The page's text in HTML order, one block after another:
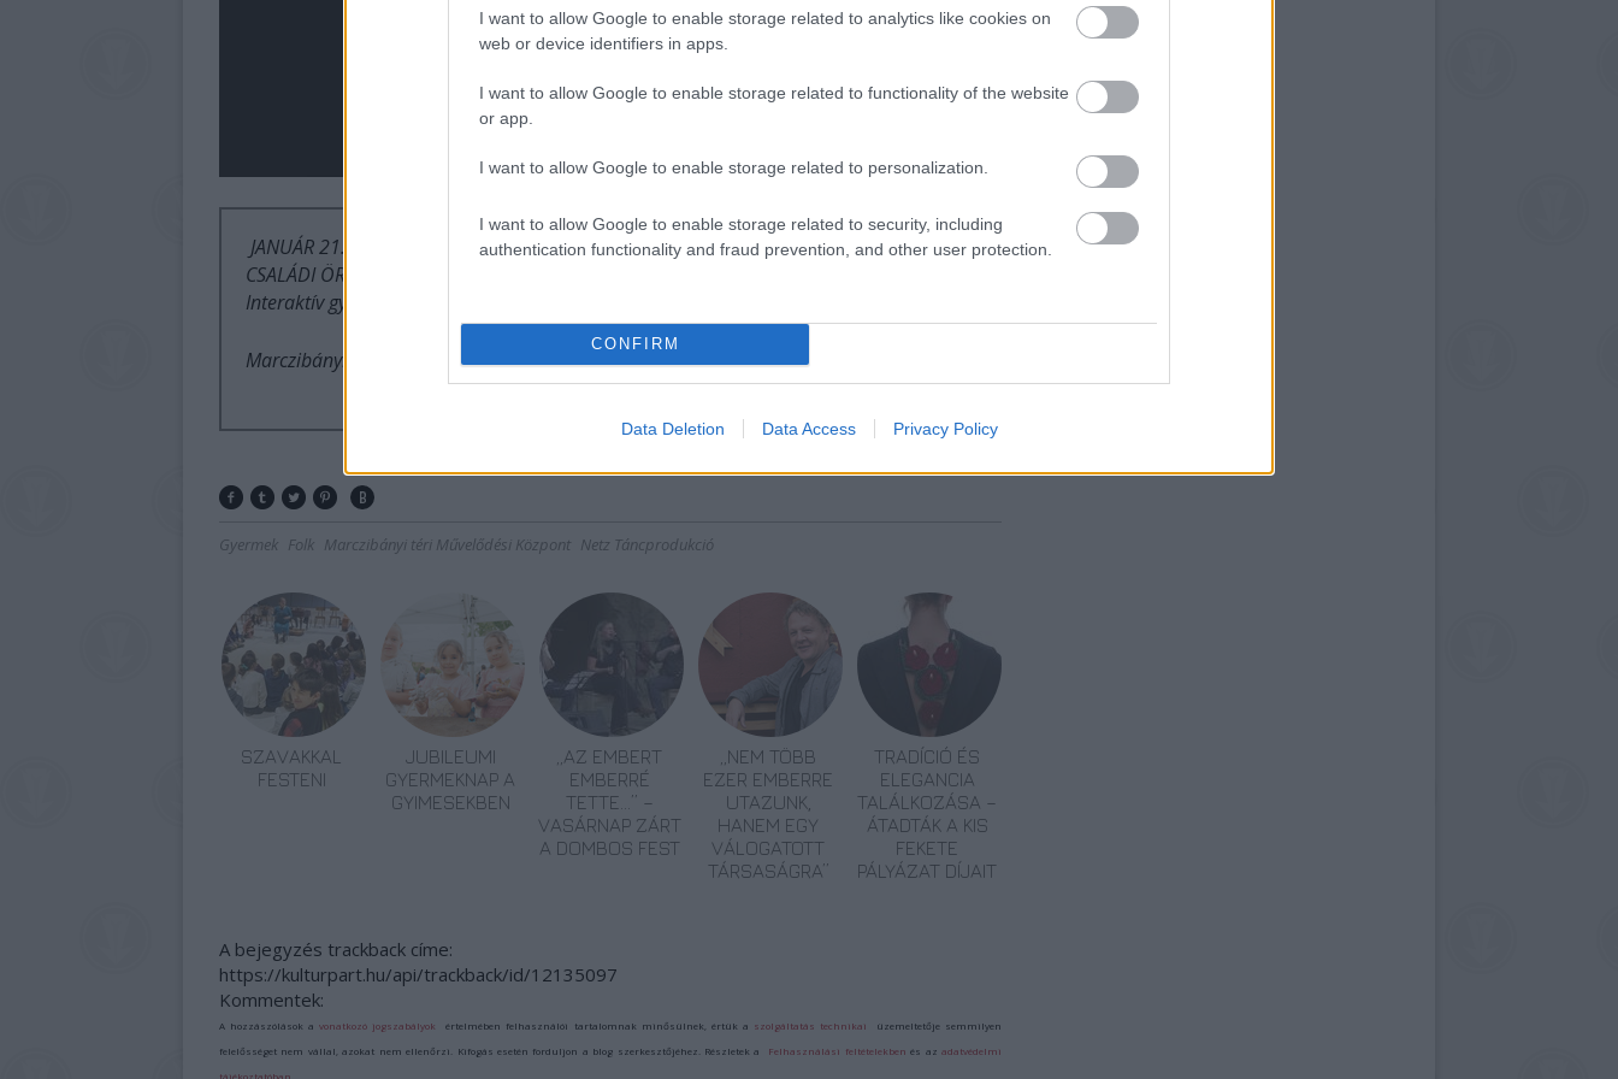
I want to allow Google to enable storage related to analytics like cookies on
web or device identifiers in apps.
I want to allow Google to enable storage related to functionality of the website
or app.
I want to allow Google to enable storage related to personalization.
I want to allow Google to enable storage related to security, including
authentication functionality and fraud prevention, and other user protection.
CONFIRM
Data Deletion Data Access Privacy Policy
JANUÁR 21. SZOMBAT 11.00
CSALÁDI ÖRÖMZENE-ÖRÖMTÁNC – NETZ TÁNCPRODUKCIÒ
Interaktív gyerekműsor minden korosztály számára
Marczibányi Téri Művelődési Központban
Gyermek Folk Marczibányi téri Művelődési Központ Netz Táncprodukció
SZAVAKKAL
FESTENI
JUBILEUMI
GYERMEKNAP A
GYIMESEKBEN
„AZ EMBERT
EMBERRÉ
TETTE…” –
VASÁRNAP ZÁRT
A DOMBOS FEST
„NEM TÖBB
EZER EMBERRE
UTAZUNK,
HANEM EGY
VÁLOGATOTT
TÁRSASÁGRA”
TRADÍCIÓ ÉS
ELEGANCIA
TALÁLKOZÁSA –
ÁTADTÁK A KIS
FEKETE
PÁLYÁZAT DÍJAIT
A bejegyzés trackback címe:
https://kulturpart.hu/api/trackback/id/12135097
Kommentek:
A hozzászólások avonatkozó jogszabályok értelmében felhasználói tartalomnak minősülnek, értük a szolgáltatás technikai üzemeltetője semmilyen
felelősséget nem vállal, azokat nem ellenőrzi. Kifogás esetén forduljon a blog szerkesztőjéhez. Részletek a Felhasználási feltételekben és azadatvédelmi
tájékoztatóban